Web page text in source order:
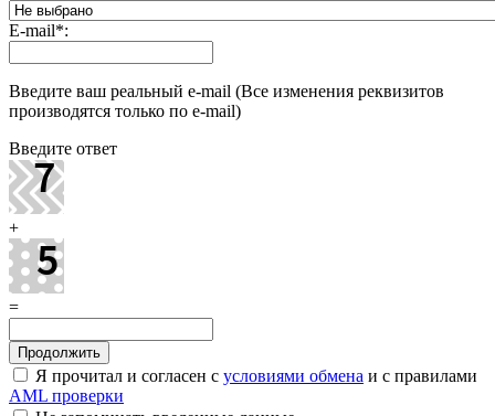
E-mail*:
Введите ваш реальный e-mail (Все изменения реквизитов
производятся только по e-mail)
Введите ответ
+
=
Я прочитал и согласен с условиями обмена и с правилами
AML проверки